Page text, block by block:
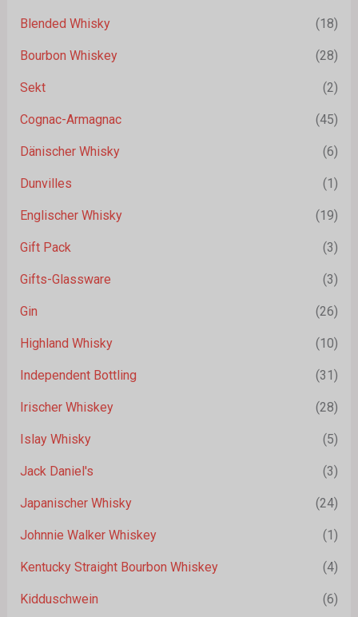
Blended Whisky (18)
Bourbon Whiskey (28)
Sekt (2)
Cognac-Armagnac (45)
Dänischer Whisky (6)
Dunvilles (1)
Englischer Whisky (19)
Gift Pack (3)
Gifts-Glassware (3)
Gin (26)
Highland Whisky (10)
Independent Bottling (31)
Irischer Whiskey (28)
Islay Whisky (5)
Jack Daniel's (3)
Japanischer Whisky (24)
Johnnie Walker Whiskey (1)
Kentucky Straight Bourbon Whiskey (4)
Kidduschwein (6)